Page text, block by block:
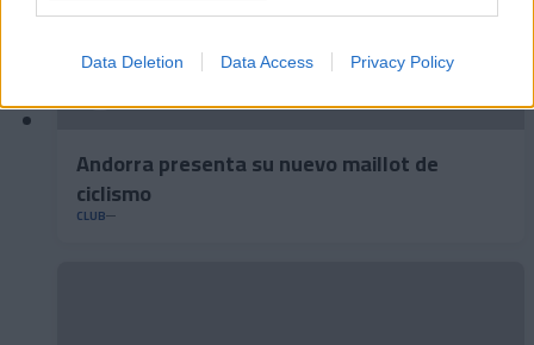
Data Deletion Data Access Privacy Policy
Andorra presenta su nuevo maillot de
ciclismo
CLUB